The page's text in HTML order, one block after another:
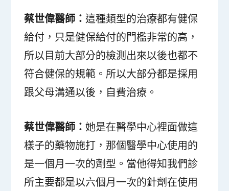
蔡世偉醫師：這種類型的治療都有健保
給付，只是健保給付的門檻非常的高，
所以目前大部分的檢測出來以後也都不
符合健保的規範。所以大部分都是採用
跟父母溝通以後，自費治療。
蔡世偉醫師：她是在醫學中心裡面做這
樣子的藥物施打，那個醫學中心使用的
是一個月一次的劑型。當他得知我們診
所主要都是以六個月一次的針劑在使用